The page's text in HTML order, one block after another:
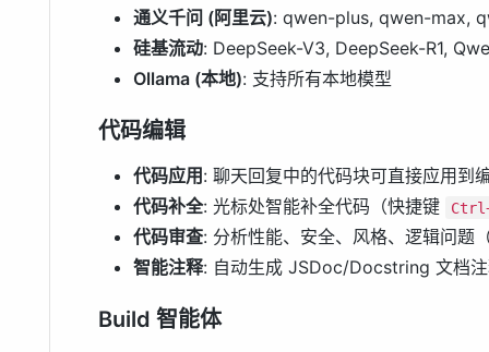
通义千问 (阿里云): qwen-plus, qwen-max,
硅基流动: DeepSeek-V3, DeepSeek-R1,
Ollama (本地): 支持所有本地模型
代码编辑
代码应用 : 聊天回复中的代码块可直接应用到
代码补全: 光标处智能补全代码（快捷键
代码审查: 分析性能、安全、风格、逻辑问题
智能注释: 自动生成 JSDoc/Docstring 文档
Build 智能体